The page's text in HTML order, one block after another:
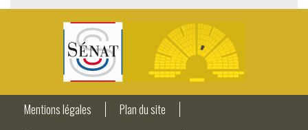
Mentions légales
Plan du site